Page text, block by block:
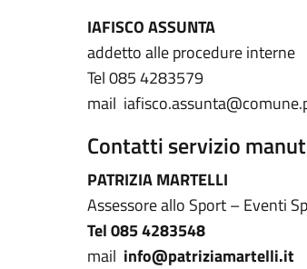
IAFISCO ASSUNTA
addetto alle procedure interne
Tel 085 4283579
mail
Contatti servizio
PATRIZIA MARTELLI
Assessore allo Sport – Eventi
Tel 085 4283548
mail info@patriziamartelli.it